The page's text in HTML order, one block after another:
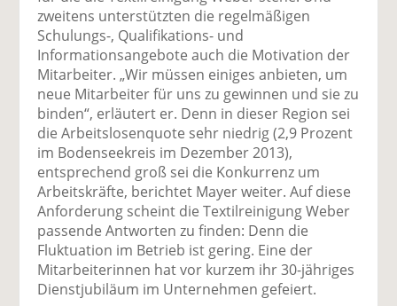
zweitens unterstützten die regelmäßigen
Schulungs-, Qualifikations- und
Informationsangebote auch die Motivation der
Mitarbeiter. „Wir müssen einiges anbieten, um
neue Mitarbeiter für uns zu gewinnen und sie zu
binden“, erläutert er. Denn in dieser Region sei
die Arbeitslosenquote sehr niedrig (2,9 Prozent
im Bodenseekreis im Dezember 2013),
entsprechend groß sei die Konkurrenz um
Arbeitskräfte, berichtet Mayer weiter. Auf diese
Anforderung scheint die Textilreinigung Weber
passende Antworten zu finden: Denn die
Fluktuation im Betrieb ist gering. Eine der
Mitarbeiterinnen hat vor kurzem ihr 30-jähriges
Dienstjubiläum im Unternehmen gefeiert.